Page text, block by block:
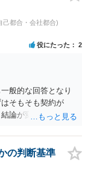
己都合・会社都合)
役にたった 2
般的な回答となり
そもそも契約が
論が変わるように
果は薄く、当該現
される方が良いよ
の判断基準